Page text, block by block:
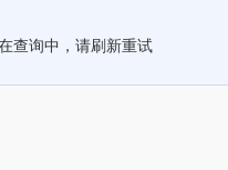
查询中，请刷新重试